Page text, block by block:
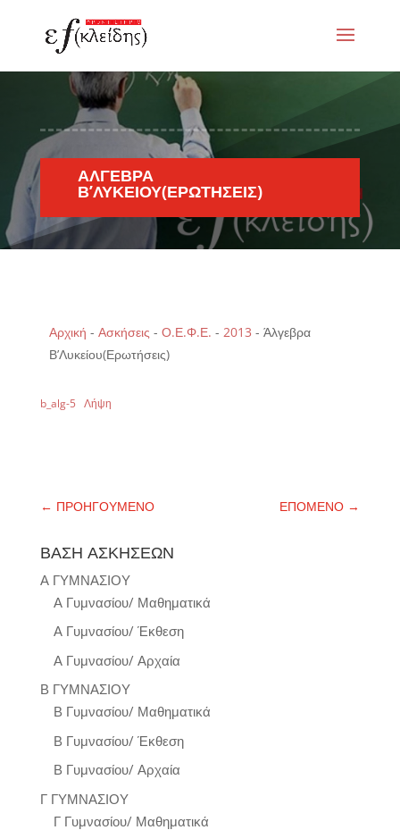
ΆΛΓΕΒΡΑ
Β’ΛΥΚΕΊΟΥ(ΕΡΩΤΉΣΕΙΣ)
Αρχική - Ασκήσεις - Ο.Ε.Φ.Ε. - 2013 - Άλγεβρα
Β’Λυκείου(Ερωτήσεις)
b_alg-5 Λήψη
← ΠΡΟΗΓΟΥΜΕΝΟ ΕΠΟΜΕΝΟ →
ΒΑΣΗ ΑΣΚΗΣΕΩΝ
Α ΓΥΜΝΑΣΙΟΥ
Α Γυμνασίου/ Μαθηματικά
Α Γυμνασίου/ Έκθεση
Α Γυμνασίου/ Αρχαία
Β ΓΥΜΝΑΣΙΟΥ
Β Γυμνασίου/ Μαθηματικά
Β Γυμνασίου/ Έκθεση
Β Γυμνασίου/ Αρχαία
Γ ΓΥΜΝΑΣΙΟΥ
Γ Γυμνασίου/ Μαθηματικά